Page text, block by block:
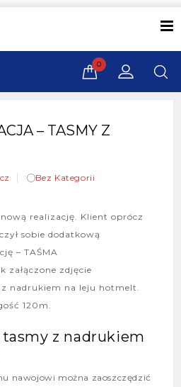
0
– TASMY Z
Bez Kategorii
realizację. Klient oprócz
sobie dodatkową
– TAŚMA
załączone zdjęcie
nadrukiem na leju hotmelt.
120m.
tasmy z nadrukiem
nawojowi można zaoszczędzić